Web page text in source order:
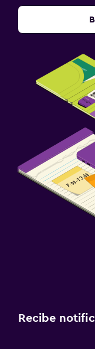
Recibe